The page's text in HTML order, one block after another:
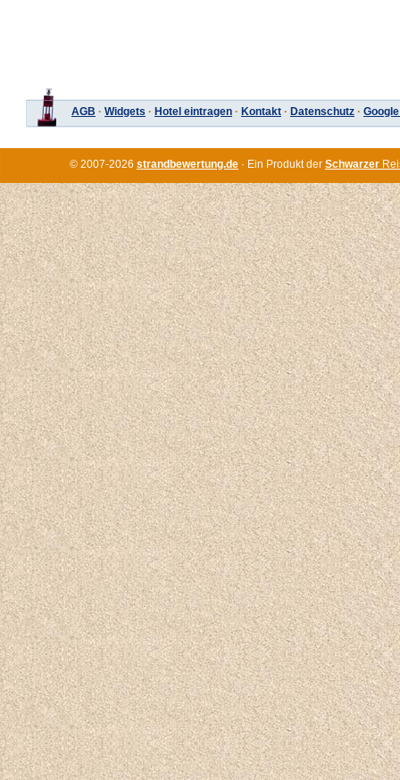
AGB · Widgets · Hotel eintragen · Kontakt · Datenschutz ·
© 2007-2026 strandbewertung.de · Ein Produkt der Schwarzer